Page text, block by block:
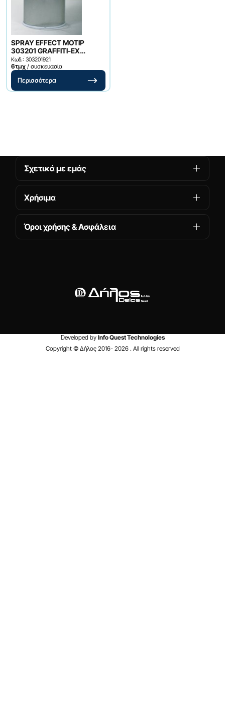
SPRAY EFFECT ΜΟΤΙΡ
303201 GRAFFITI-ΕΧ
ΑΦΑΙΡΕΤΙΚΟ
Κωδ.: 303201921
6τμχ / συσκευασία
Περισσότερα
Σχετικά με εμάς
Χρήσιμα
Όροι χρήσης & Ασφάλεια
Developed by Info Quest Technologies
Copyright © Δήλος 2016- 2026. All rights reserved